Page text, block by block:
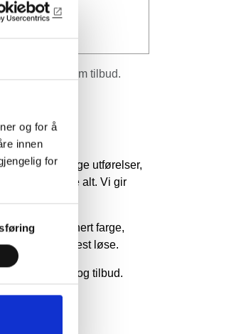
og for å
innen
for
dørfyllinger)
spør om tilbud.
forskjellige utførelser,
til å lagerføre alt. Vi gir
egendefinert farge,
kan vi oftest løse.
informasjon og tilbud.